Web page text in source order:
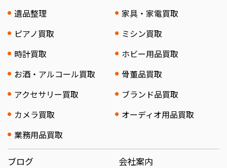
遺品整理
家具・家電買取
ピアノ買取
ミシン買取
時計買取
ホビー用品買取
お酒・アルコール買取
骨董品買取
アクセサリー買取
ブランド品買取
カメラ買取
オーディオ用品買取
業務用品買取
ブログ
会社案内